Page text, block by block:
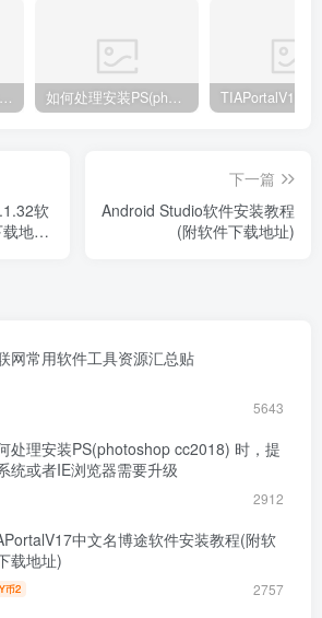
互联网常用软件工具资源汇总贴 如何处理安装PS(photoshop cc2018) 时，提示系统或者IE浏览器需要升级
软
地
下一篇
Android Studio软件安装教程
(附软件下载地址)
网常用软件工具资源汇总贴
5643
处理安装PS(photoshop cc2018) 时，提
统或者IE浏览器需要升级
2912
中文名博途软件安装教程(附软
载地址)
Y币2 2757